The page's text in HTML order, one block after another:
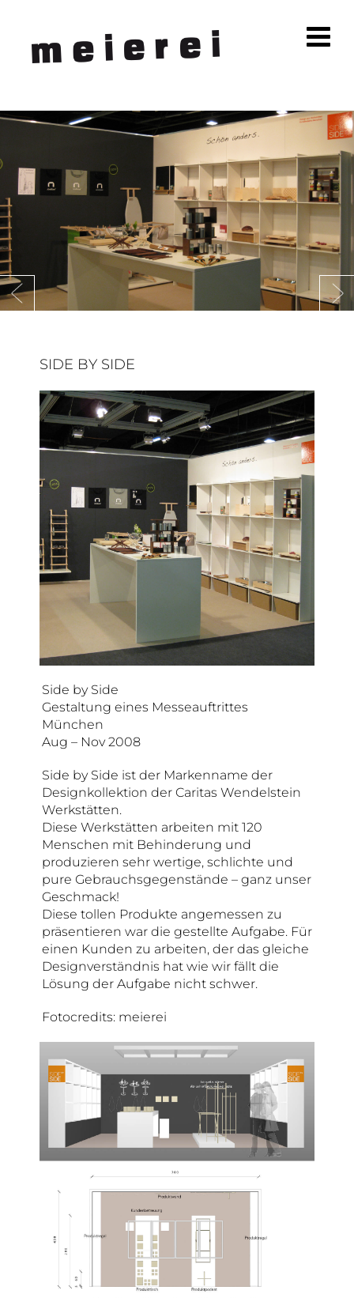
SIDE BY SIDE
Side by Side
Gestaltung eines Messeauftrittes
München
Aug – Nov 2008
Side by Side ist der Markenname der
Designkollektion der Caritas Wendelstein
Werkstätten.
Diese Werkstätten arbeiten mit 120
Menschen mit Behinderung und
produzieren sehr wertige, schlichte und
pure Gebrauchsgegenstände – ganz unser
Geschmack!
Diese tollen Produkte angemessen zu
präsentieren war die gestellte Aufgabe. Für
einen Kunden zu arbeiten, der das gleiche
Designverständnis hat wie wir fällt die
Lösung der Aufgabe nicht schwer.
Fotocredits: meierei